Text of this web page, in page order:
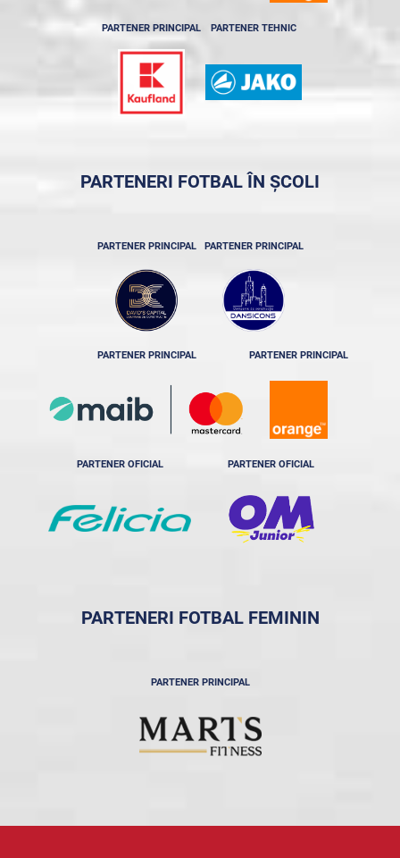
PARTENER PRINCIPAL PARTENER TEHNIC
PARTENERI FOTBAL ÎN ȘCOLI
PARTENER PRINCIPAL PARTENER PRINCIPAL
PARTENER PRINCIPAL PARTENER PRINCIPAL
PARTENER OFICIAL PARTENER OFICIAL
PARTENERI FOTBAL FEMININ
PARTENER PRINCIPAL